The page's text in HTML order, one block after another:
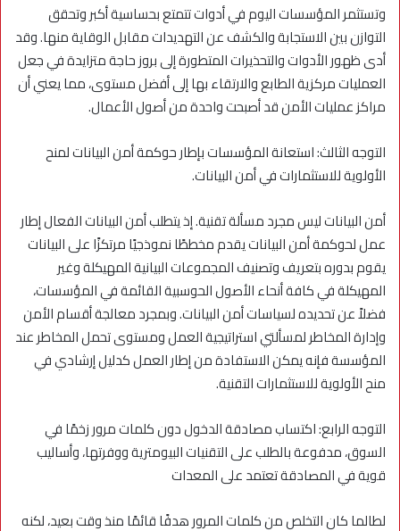
وتستثمر المؤسسات اليوم في أدوات تتمتع بحساسية أكبر وتحقق
التوازن بين الاستجابة والكشف عن التهديدات مقابل الوقاية منها. وقد
أدى ظهور الأدوات والتحذيرات المتطورة إلى بروز حاجة متزايدة في جعل
العمليات مركزية الطابع والارتقاء بها إلى أفضل مستوى، مما يعني أن
مراكز عمليات الأمن قد أصبحت واحدة من أصول الأعمال.
التوجه الثالث: استعانة المؤسسات بإطار حوكمة أمن البيانات لمنح
الأولوية للاستثمارات في أمن البيانات.
أمن البيانات ليس مجرد مسألة تقنية. إذ يتطلب أمن البيانات الفعال إطار
عمل لحوكمة أمن البيانات يقدم مخططًا نموذجيًا مرتكزًا على البيانات
يقوم بدوره بتعريف وتصنيف المجموعات البيانية المهيكلة وغير
المهيكلة في كافة أنحاء الأصول الحوسبية القائمة في المؤسسات،
فضلاً عن تحديده لسياسات أمن البيانات. وبمجرد معالجة أقسام الأمن
وإدارة المخاطر لمسألتي استراتيجية العمل ومستوى تحمل المخاطر عند
المؤسسة فإنه يمكن الاستفادة من إطار العمل كدليل إرشادي في
منح الأولوية للاستثمارات التقنية.
التوجه الرابع: اكتساب مصادقة الدخول دون كلمات مرور زخمًا في
السوق، مدفوعة بالطلب على التقنيات البيومترية ووفرتها، وأساليب
قوية في المصادقة تعتمد على المعدات
لطالما كان التخلص من كلمات المرور هدفًا قائمًا منذ وقت بعيد، لكنه